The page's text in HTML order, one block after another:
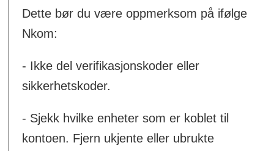
Dette bør du være oppmerksom på ifølge
Nkom:
- Ikke del verifikasjonskoder eller
sikkerhetskoder.
- Sjekk hvilke enheter som er koblet til
kontoen. Fjern ukjente eller ubrukte